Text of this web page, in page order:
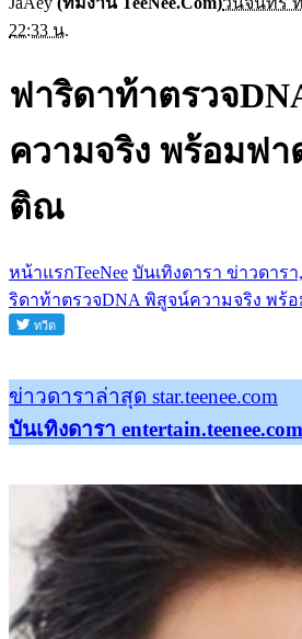
22:33 น.
ฟาริดาท้าตรวจ
ความจริง พร้อมฟ
ติณ
หน้าแรกTeeNee บันเทิงดารา ข่าวดาร
ริดาท้าตรวจDNA พิสูจน์ความจริง พ
ข่าวดาราล่าสุด star.teenee.com
บันเทิงดารา entertain.teenee.com